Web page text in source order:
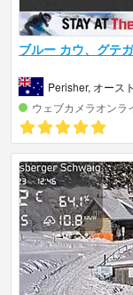
ブルー カウ、グテ
Perisher, オース
ウェブカメラオンラ